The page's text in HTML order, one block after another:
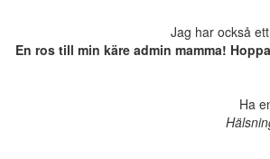
Jag har också
En ros till min käre admin mamma!
Ha